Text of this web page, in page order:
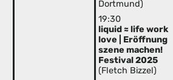
Dortmund)
19:30
liquid ≈ life work
love | Eröffnung
szene machen!
Festival 2025
(Fletch Bizzel)